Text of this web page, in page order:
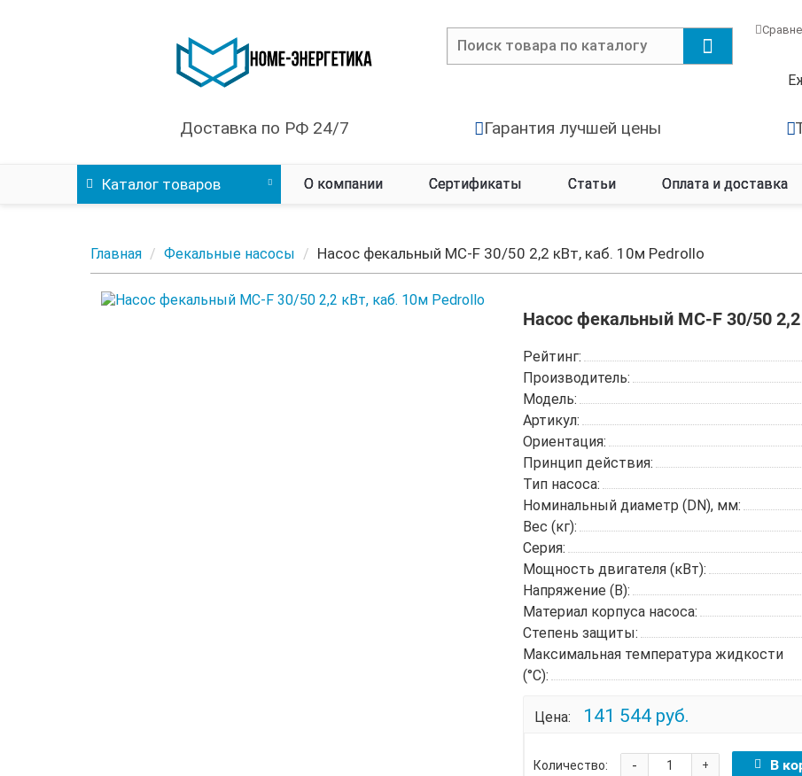
Доставка по РФ 24/7 Гарантия лучшей цены
Каталог товаров О компании Сертификаты Статьи Оплата и доставка
Главная Фекальные насосы Насос фекальный MC-F 30/50 2,2 кВт, каб. 10м Pedrollo
Насос фекальный MC-F 30/50
Рейтинг:
Производитель:
Модель:
Артикул:
Ориентация:
Принцип действия:
Тип насоса:
Номинальный диаметр (DN), мм:
Вес (кг):
Серия:
Мощность двигателя (кВт):
Напряжение (В):
Материал корпуса насоса:
Степень защиты:
Максимальная температура жидкости
(°C):
Цена: 141 544 руб.
Количество: +
- В